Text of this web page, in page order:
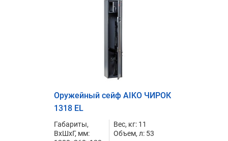
Оружейный сейф AIKO ЧИРОК
1318 EL
Габариты,
ВxШxГ, мм:
Вес, кг: 11
Объем, л: 53